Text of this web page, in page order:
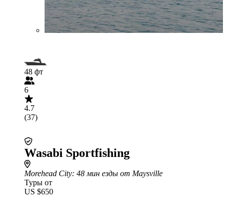
48 фт
6
4.7
(37)
Wasabi Sportfishing
Morehead City: 48 мин езды от Maysville
Туры от
US $650